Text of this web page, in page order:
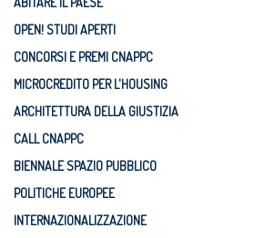
OPEN! STUDI APERTI
CONCORSI E PREMI CNAPPC
MICROCREDITO PER L'HOUSING
ARCHITETTURA DELLA GIUSTIZIA
CALL CNAPPC
BIENNALE SPAZIO PUBBLICO
POLITICHE EUROPEE
INTERNAZIONALIZZAZIONE